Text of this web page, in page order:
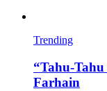
Trending
“Tahu-
Farhain